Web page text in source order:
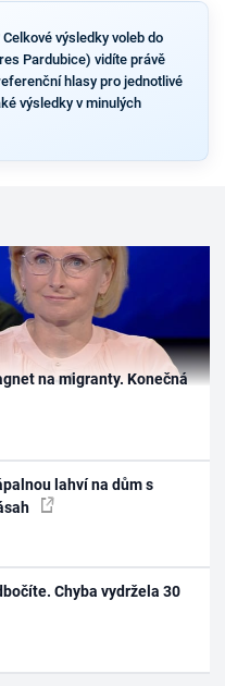
výsledky voleb do
Pardubice) vidíte právě
hlasy pro jednotlivé
výsledky v minulých
na migranty. Konečná
lahví na dům s
Chyba vydržela 30